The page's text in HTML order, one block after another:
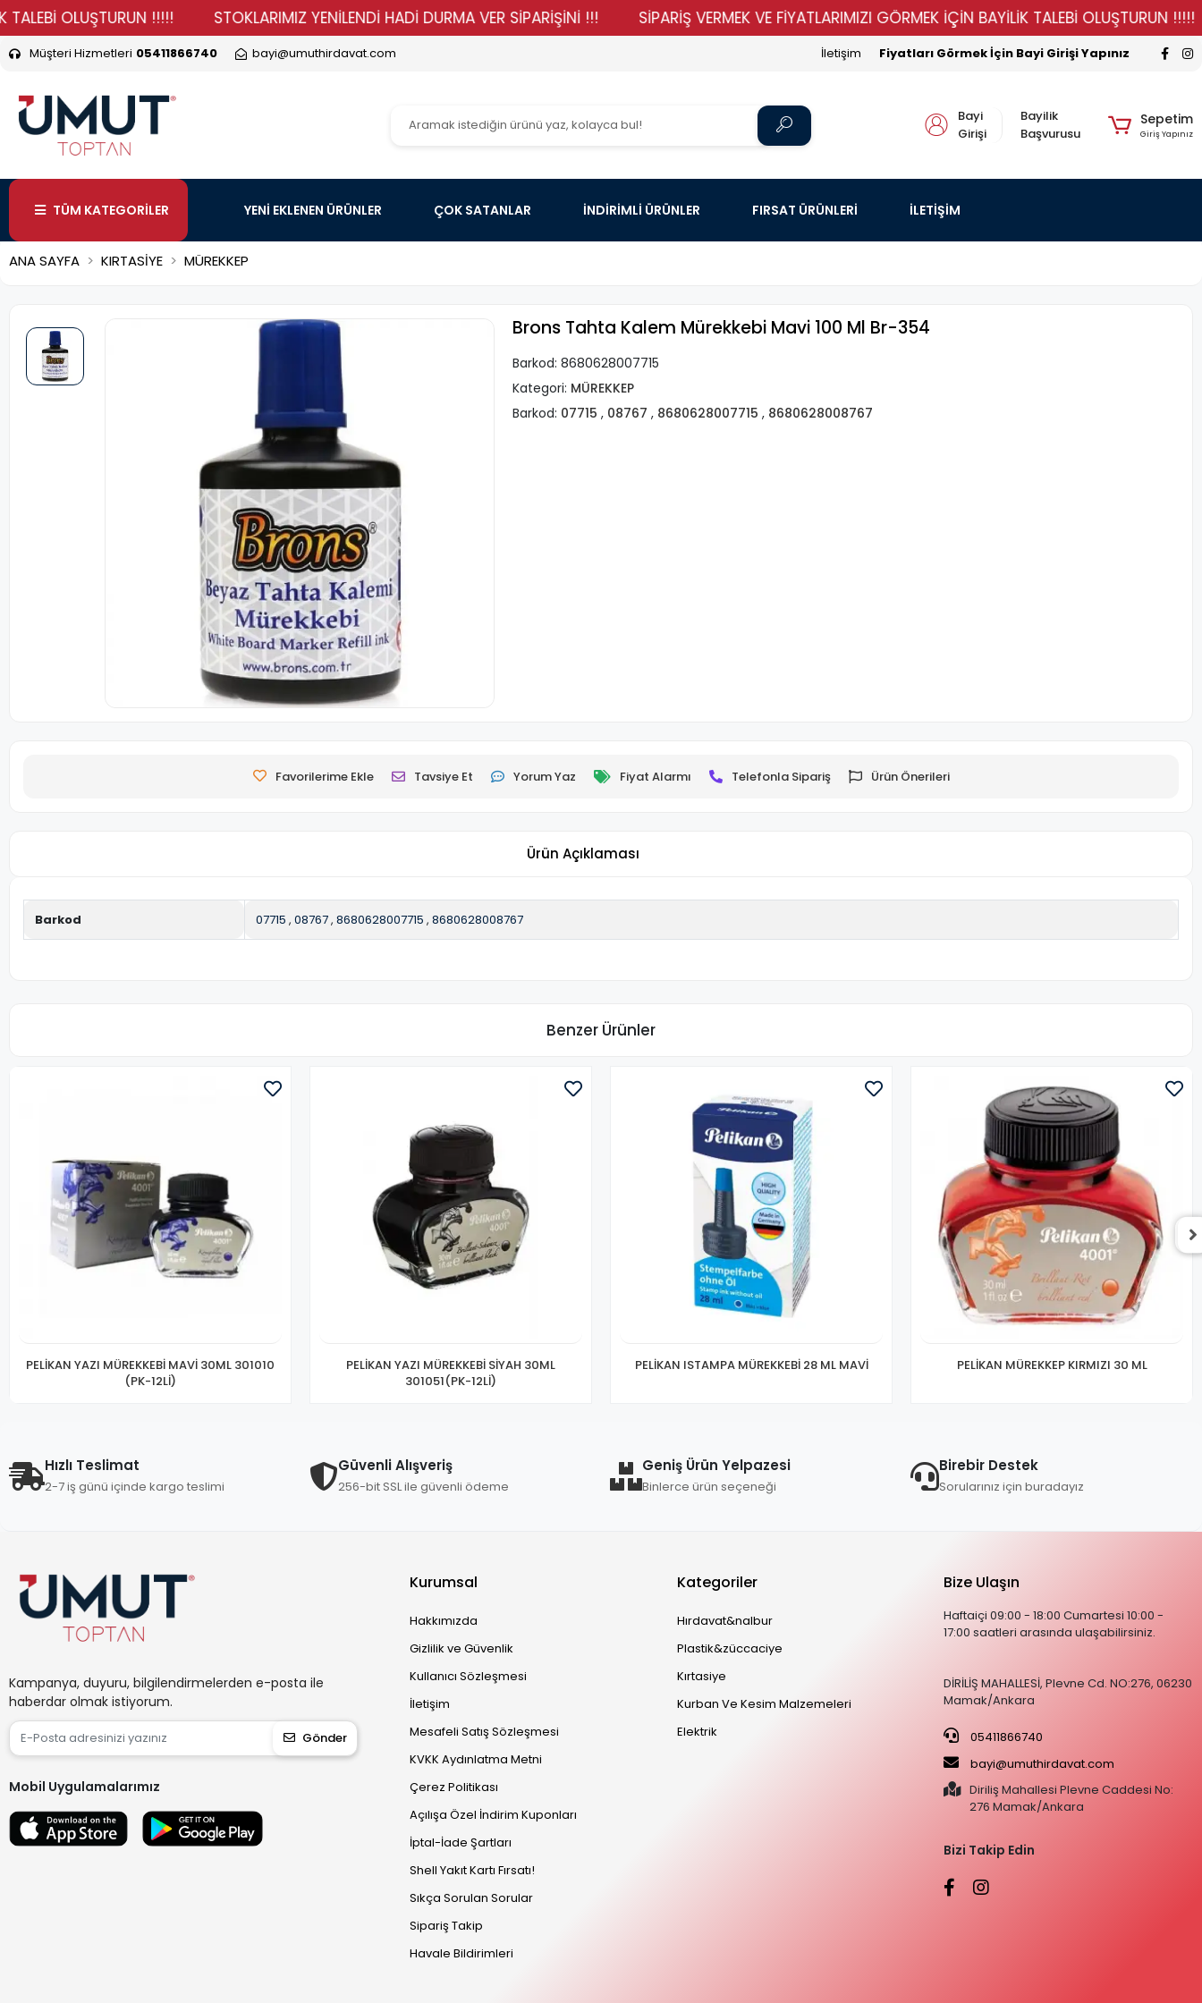
OLUŞTURUN !!!!! STOKLARIMIZ YENİLENDİ HADİ DURMA VER SİPARİŞİNİ !!! SİPARİŞ VERMEK VE FİYATLARIMIZI GÖRMEK İÇİN BAYİLİK TALEBİ OLUŞTURUN !!!!!
Müşteri Hizmetleri 05411866740 bayi@umuthirdavat.com Fiyatları Görmek İçin Bayi Girişi Yapınız
İletişim
Bayi
Girişi
Bayilik
Başvurusu
Sepetim
Giriş Yapınız
TÜM KATEGORİLER YENİ EKLENEN ÜRÜNLER ÇOK SATANLAR İNDİRİMLİ ÜRÜNLER FIRSAT ÜRÜNLERİ İLETİŞİM
ANA SAYFA KIRTASİYE MÜREKKEP
Brons Tahta Kalem Mürekkebi Mavi 100 Ml Br-354
Barkod: 8680628007715
Kategori: MÜREKKEP
Barkod: 07715 , 08767 , 8680628007715 , 8680628008767
Favorilerime Ekle Tavsiye Et Yorum Yaz Fiyat Alarmı Telefonla Sipariş Ürün Önerileri
Ürün Açıklaması
Barkod 07715 , 08767, 8680628007715 , 8680628008767
Benzer Ürünler
PELİKAN YAZI MÜREKKEBİ MAVİ 30ML 301010
(PK-12Lİ)
PELİKAN YAZI MÜREKKEBİ SİYAH 30ML
301051(PK-12Lİ)
PELİKAN ISTAMPA MÜREKKEBİ 28 ML MAVİ PELİKAN MÜREKKEP KIRMIZI 30 ML
Hızlı Teslimat
2-7 iş günü içinde kargo teslimi
Güvenli Alışveriş
256-bit SSL ile güvenli ödeme
Geniş Ürün Yelpazesi
Binlerce ürün seçeneği
Birebir Destek
Sorularınız için buradayız
Kampanya, duyuru, bilgilendirmelerden e-posta ile
haberdar olmak istiyorum.
Gönder
Mobil Uygulamalarımız
Kurumsal
Hakkımızda
Gizlilik ve Güvenlik
Kullanıcı Sözleşmesi
İletişim
Mesafeli Satış Sözleşmesi
KVKK Aydınlatma Metni
Çerez Politikası
Açılışa Özel İndirim Kuponları
İptal-İade Şartları
Shell Yakıt Kartı Fırsatı!
Sıkça Sorulan Sorular
Sipariş Takip
Havale Bildirimleri
Kategoriler
Hırdavat&nalbur
Plastik&züccaciye
Kırtasiye
Kurban Ve Kesim Malzemeleri
Elektrik
Bize Ulaşın
Haftaiçi 09:00 - 18:00 Cumartesi 10:00 -
17:00 saatleri arasında ulaşabilirsiniz.
DİRİLİŞ MAHALLESİ, Plevne Cd. NO:276, 06230
Mamak/Ankara
05411866740
bayi@umuthirdavat.com
Diriliş Mahallesi Plevne Caddesi No:
276 Mamak/Ankara
Bizi Takip Edin